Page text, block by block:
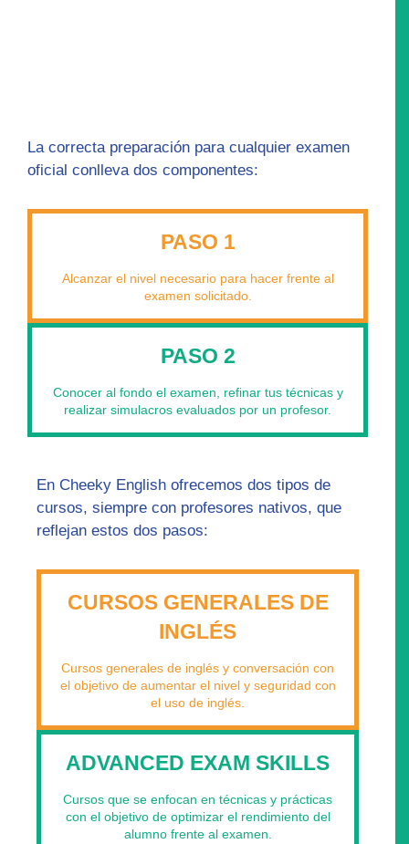
La correcta preparación para cualquier examen
oficial conlleva dos componentes:
PASO 1
Alcanzar el nivel necesario para hacer frente al
examen solicitado.
PASO 2
Conocer al fondo el examen, refinar tus técnicas y
realizar simulacros evaluados por un profesor.
En Cheeky English ofrecemos dos tipos de
cursos, siempre con profesores nativos, que
reflejan estos dos pasos:
CURSOS GENERALES DE
INGLÉS
Cursos generales de inglés y conversación con
el objetivo de aumentar el nivel y seguridad con
el uso de inglés.
ADVANCED EXAM SKILLS
Cursos que se enfocan en técnicas y prácticas
con el objetivo de optimizar el rendimiento del
alumno frente al examen.